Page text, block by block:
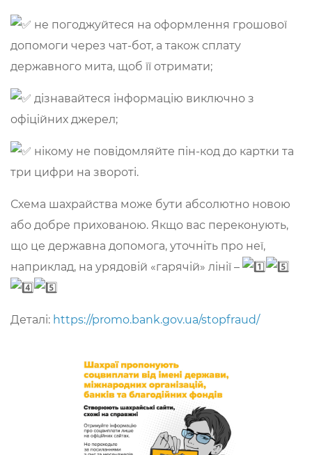
не погоджуйтеся на оформлення грошової
допомоги через чат-бот, а також сплату
державного мита, щоб її отримати;
дізнавайтеся інформацію виключно з
офіційних джерел;
нікому не повідомляйте пін-код до картки та
три цифри на звороті.
Схема шахрайства може бути абсолютно новою
або добре прихованою. Якщо вас переконують,
що це державна допомога, уточніть про неї,
наприклад, на урядовій «гарячій» лінії –
Деталі: https://promo.bank.gov.ua/stopfraud/